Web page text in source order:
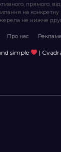
прямого,
на
не нижче
Про нас Реклама
simple |